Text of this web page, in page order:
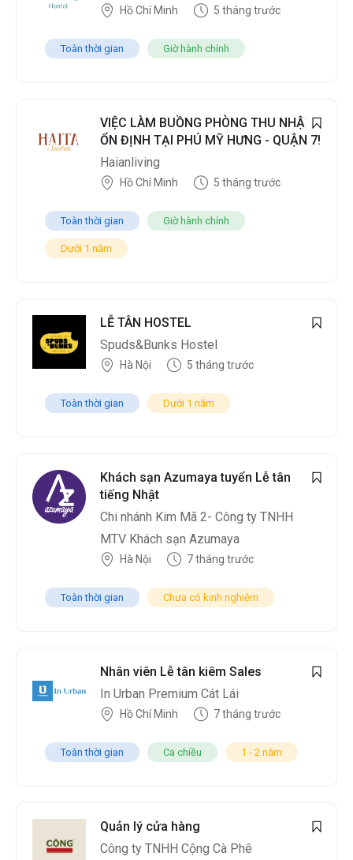
Hồ Chí Minh 5 tháng trước
Toàn thời gian Giờ hành chính
VIỆC LÀM BUỒNG PHÒNG THU NHẬP
ỔN ĐỊNH TẠI PHÚ MỸ HƯNG - QUẬN 7!
Haianliving
Hồ Chí Minh 5 tháng trước
Toàn thời gian Giờ hành chính
Dưới 1 năm
LỄ TÂN HOSTEL
Spuds&Bunks Hostel
Hà Nội 5 tháng trước
Toàn thời gian Dưới 1 năm
Khách sạn Azumaya tuyển Lễ tân
tiếng Nhật
Chi nhánh Kim Mã 2- Công ty TNHH
MTV Khách sạn Azumaya
Hà Nội 7 tháng trước
Toàn thời gian Chưa có kinh nghiệm
Nhân viên Lễ tân kiêm Sales
In Urban Premium Cát Lái
Hồ Chí Minh 7 tháng trước
Toàn thời gian Ca chiều 1 - 2 năm
Quản lý cửa hàng
Công ty TNHH Cộng Cà Phê